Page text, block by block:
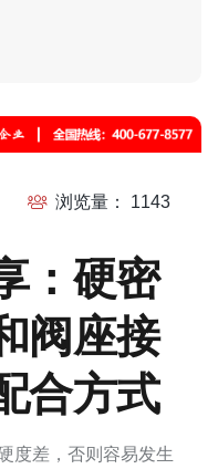
浏览量： 1143
：硬密
阀座接
合方式
度差，否则容易发生